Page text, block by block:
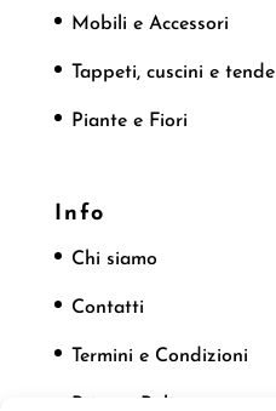
Mobili e Accessori
Tappeti, cuscini e tende
Piante e Fiori
Info
Chi siamo
Contatti
Termini e Condizioni